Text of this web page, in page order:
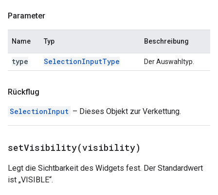
Parameter
Name Typ Beschreibung
type SelectionInputType Der Auswahltyp.
Rückflug
SelectionInput – Dieses Objekt zur Verkettung.
setVisibility(visibility)
Legt die Sichtbarkeit des Widgets fest. Der Standardwert
ist „VISIBLE“.